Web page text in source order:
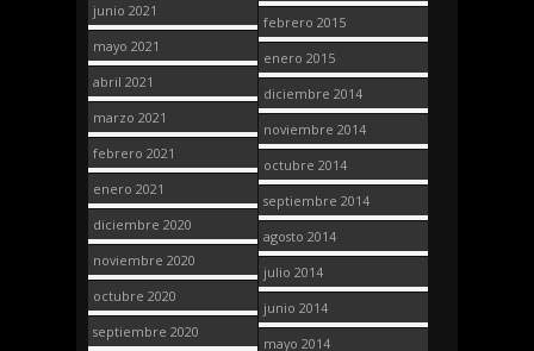
junio 2021
mayo 2021
abril 2021
marzo 2021
febrero 2021
enero 2021
diciembre 2020
noviembre 2020
octubre 2020
septiembre 2020
febrero 2015
enero 2015
diciembre 2014
noviembre 2014
octubre 2014
septiembre 2014
agosto 2014
julio 2014
junio 2014
mayo 2014